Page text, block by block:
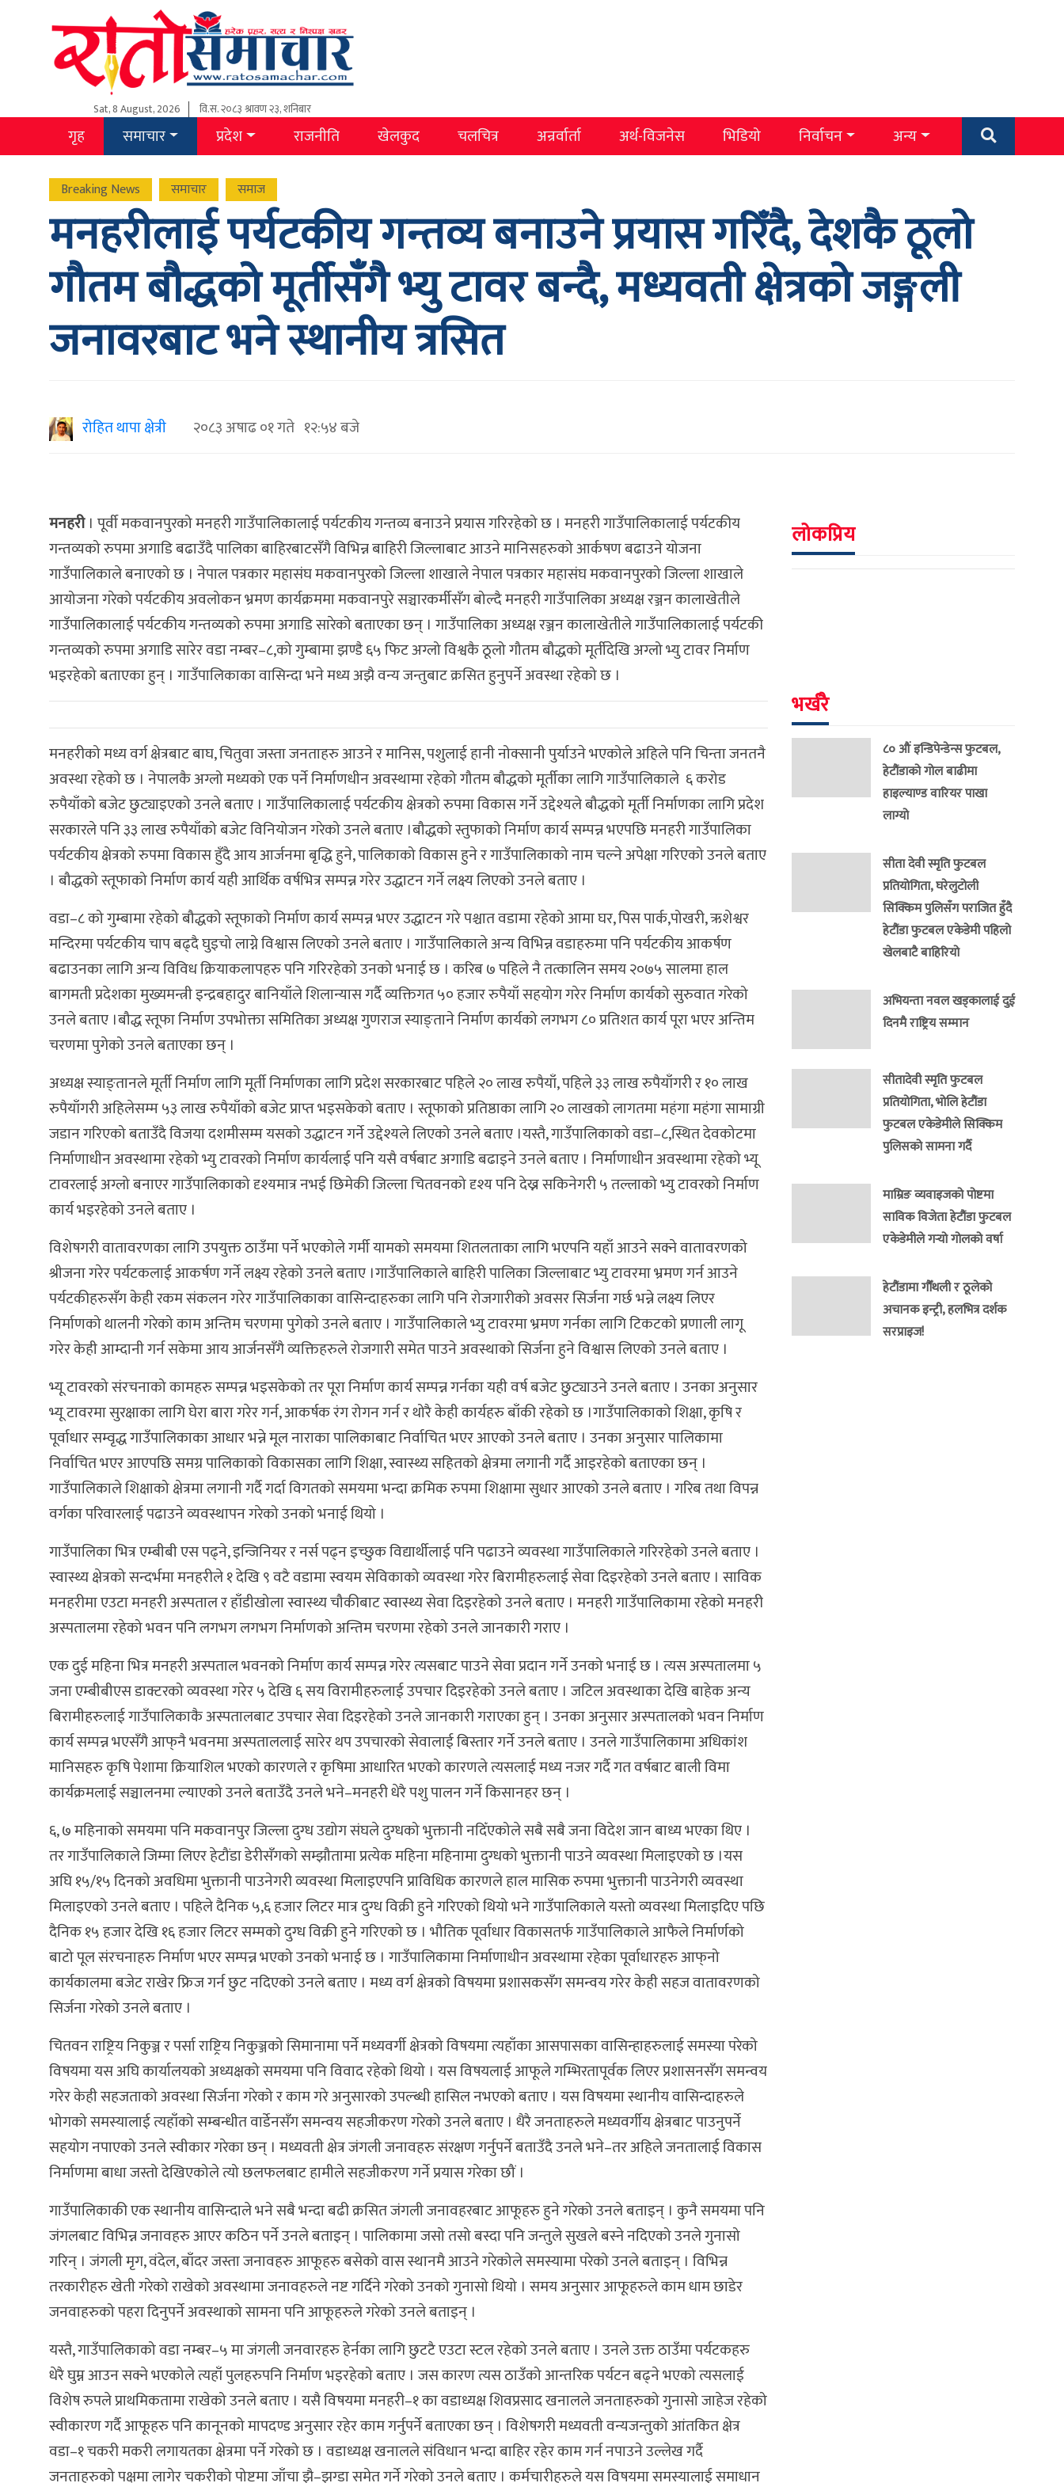
Sat, 8 August, 2026 वि.स.२०८३ श्रावण २३, शनिबार
गृह समाचार प्रदेश राजनीति खेलकुद चलचित्र अन्रर्वार्ता अर्थ-विजनेस भिडियो निर्वाचन अन्य
Breaking News समाचार समाज
मनहरीलाई पर्यटकीय गन्तव्य बनाउने प्रयास गरिँदै, देशकै ठूलो
गौतम बौद्धको मूर्तीसँगै भ्यु टावर बन्दै, मध्यवती क्षेत्रको जङ्गली
जनावरबाट भने स्थानीय त्रसित
रोहित थापा क्षेत्री २०८३ अषाढ ०१ गते १२:५४ बजे
मनहरी। पूर्वी मकवानपुरको मनहरी गाउँपालिकालाई पर्यटकीय गन्तव्य बनाउने प्रयास गरिरहेको छ । मनहरी गाउँपालिकालाई पर्यटकीय
गन्तव्यको रुपमा अगाडि बढाउँदै पालिका बाहिरबाटसँगै विभिन्न बाहिरी जिल्लाबाट आउने मानिसहरुको आर्कषण बढाउने योजना
गाउँपालिकाले बनाएको छ । नेपाल पत्रकार महासंघ मकवानपुरको जिल्ला शाखाले नेपाल पत्रकार महासंघ मकवानपुरको जिल्ला शाखाले
आयोजना गरेको पर्यटकीय अवलोकन भ्रमण कार्यक्रममा मकवानपुरे सञ्चारकर्मीसँग बोल्दै मनहरी गाउँपालिका अध्यक्ष रञ्जन कालाखेतीले
गाउँपालिकालाई पर्यटकीय गन्तव्यको रुपमा अगाडि सारेको बताएका छन् । गाउँपालिका अध्यक्ष रञ्जन कालाखेतीले गाउँपालिकालाई पर्यटकी
गन्तव्यको रुपमा अगाडि सारेर वडा नम्बर–८,को गुम्बामा झण्डै ६५ फिट अग्लो विश्वकै ठूलो गौतम बौद्धको मूर्तीदेखि अग्लो भ्यु टावर निर्माण
भइरहेको बताएका हुन् । गाउँपालिकाका वासिन्दा भने मध्य अझै वन्य जन्तुबाट क्रसित हुनुपर्ने अवस्था रहेको छ ।
मनहरीको मध्य वर्ग क्षेत्रबाट बाघ, चितुवा जस्ता जनताहरु आउने र मानिस, पशुलाई हानी नोक्सानी पुर्याउने भएकोले अहिले पनि चिन्ता जनतनै
अवस्था रहेको छ । नेपालकै अग्लो मध्यको एक पर्ने निर्माणधीन अवस्थामा रहेको गौतम बौद्धको मूर्तीका लागि गाउँपालिकाले ६ करोड
रुपैयाँको बजेट छुट्याइएको उनले बताए । गाउँपालिकालाई पर्यटकीय क्षेत्रको रुपमा विकास गर्ने उद्देश्यले बौद्धको मूर्ती निर्माणका लागि प्रदेश
सरकारले पनि ३३ लाख रुपैयाँको बजेट विनियोजन गरेको उनले बताए ।बौद्धको स्तुफाको निर्माण कार्य सम्पन्न भएपछि मनहरी गाउँपालिका
पर्यटकीय क्षेत्रको रुपमा विकास हुँदै आय आर्जनमा बृद्धि हुने, पालिकाको विकास हुने र गाउँपालिकाको नाम चल्ने अपेक्षा गरिएको उनले बताए
। बौद्धको स्तूफाको निर्माण कार्य यही आर्थिक वर्षभित्र सम्पन्न गरेर उद्धाटन गर्ने लक्ष्य लिएको उनले बताए ।
वडा–८ को गुम्बामा रहेको बौद्धको स्तूफाको निर्माण कार्य सम्पन्न भएर उद्धाटन गरे पश्चात वडामा रहेको आमा घर, पिस पार्क,पोखरी, ऋशेश्वर
मन्दिरमा पर्यटकीय चाप बढ्दै घुइचो लाग्ने विश्वास लिएको उनले बताए । गाउँपालिकाले अन्य विभिन्न वडाहरुमा पनि पर्यटकीय आकर्षण
बढाउनका लागि अन्य विविध क्रियाकलापहरु पनि गरिरहेको उनको भनाई छ । करिब ७ पहिले नै तत्कालिन समय २०७५ सालमा हाल
बागमती प्रदेशका मुख्यमन्त्री इन्द्रबहादुर बानियाँले शिलान्यास गर्दै व्यक्तिगत ५० हजार रुपैयाँ सहयोग गरेर निर्माण कार्यको सुरुवात गरेको
उनले बताए ।बौद्ध स्तूफा निर्माण उपभोक्ता समितिका अध्यक्ष गुणराज स्याङ्ताने निर्माण कार्यको लगभग ८० प्रतिशत कार्य पूरा भएर अन्तिम
चरणमा पुगेको उनले बताएका छन् ।
अध्यक्ष स्याङ्तानले मूर्ती निर्माण लागि मूर्ती निर्माणका लागि प्रदेश सरकारबाट पहिले २० लाख रुपैयाँ, पहिले ३३ लाख रुपैयाँगरी र १० लाख
रुपैयाँगरी अहिलेसम्म ५३ लाख रुपैयाँको बजेट प्राप्त भइसकेको बताए । स्तूफाको प्रतिष्ठाका लागि २० लाखको लागतमा महंगा महंगा सामाग्री
जडान गरिएको बताउँदै विजया दशमीसम्म यसको उद्धाटन गर्ने उद्देश्यले लिएको उनले बताए ।यस्तै, गाउँपालिकाको वडा–८,स्थित देवकोटमा
निर्माणाधीन अवस्थामा रहेको भ्यु टावरको निर्माण कार्यलाई पनि यसै वर्षबाट अगाडि बढाइने उनले बताए । निर्माणाधीन अवस्थामा रहेको भ्यू
टावरलाई अग्लो बनाएर गाउँपालिकाको दृश्यमात्र नभई छिमेकी जिल्ला चितवनको दृश्य पनि देख्न सकिनेगरी ५ तल्लाको भ्यु टावरको निर्माण
कार्य भइरहेको उनले बताए ।
विशेषगरी वातावरणका लागि उपयुक्त ठाउँमा पर्ने भएकोले गर्मी यामको समयमा शितलताका लागि भएपनि यहाँ आउने सक्ने वातावरणको
श्रीजना गरेर पर्यटकलाई आकर्षण गर्ने लक्ष्य रहेको उनले बताए ।गाउँपालिकाले बाहिरी पालिका जिल्लाबाट भ्यु टावरमा भ्रमण गर्न आउने
पर्यटकीहरुसँग केही रकम संकलन गरेर गाउँपालिकाका वासिन्दाहरुका लागि पनि रोजगारीको अवसर सिर्जना गर्छ भन्ने लक्ष्य लिएर
निर्माणको थालनी गरेको काम अन्तिम चरणमा पुगेको उनले बताए । गाउँपालिकाले भ्यु टावरमा भ्रमण गर्नका लागि टिकटको प्रणाली लागू
गरेर केही आम्दानी गर्न सकेमा आय आर्जनसँगै व्यक्तिहरुले रोजगारी समेत पाउने अवस्थाको सिर्जना हुने विश्वास लिएको उनले बताए ।
भ्यू टावरको संरचनाको कामहरु सम्पन्न भइसकेको तर पूरा निर्माण कार्य सम्पन्न गर्नका यही वर्ष बजेट छुट्याउने उनले बताए । उनका अनुसार
भ्यू टावरमा सुरक्षाका लागि घेरा बारा गरेर गर्न, आकर्षक रंग रोगन गर्न र थोरै केही कार्यहरु बाँकी रहेको छ ।गाउँपालिकाको शिक्षा, कृषि र
पूर्वाधार सम्वृद्ध गाउँपालिकाका आधार भन्ने मूल नाराका पालिकाबाट निर्वाचित भएर आएको उनले बताए । उनका अनुसार पालिकामा
निर्वाचित भएर आएपछि समग्र पालिकाको विकासका लागि शिक्षा, स्वास्थ्य सहितको क्षेत्रमा लगानी गर्दै आइरहेको बताएका छन् ।
गाउँपालिकाले शिक्षाको क्षेत्रमा लगानी गर्दै गर्दा विगतको समयमा भन्दा क्रमिक रुपमा शिक्षामा सुधार आएको उनले बताए । गरिब तथा विपन्न
वर्गका परिवारलाई पढाउने व्यवस्थापन गरेको उनको भनाई थियो ।
गाउँपालिका भित्र एम्बीबी एस पढ्ने, इन्जिनियर र नर्स पढ्न इच्छुक विद्यार्थीलाई पनि पढाउने व्यवस्था गाउँपालिकाले गरिरहेको उनले बताए ।
स्वास्थ्य क्षेत्रको सन्दर्भमा मनहरीले १ देखि ९ वटै वडामा स्वयम सेविकाको व्यवस्था गरेर बिरामीहरुलाई सेवा दिइरहेको उनले बताए । साविक
मनहरीमा एउटा मनहरी अस्पताल र हाँडीखोला स्वास्थ्य चौकीबाट स्वास्थ्य सेवा दिइरहेको उनले बताए । मनहरी गाउँपालिकामा रहेको मनहरी
अस्पतालमा रहेको भवन पनि लगभग लगभग निर्माणको अन्तिम चरणमा रहेको उनले जानकारी गराए ।
एक दुई महिना भित्र मनहरी अस्पताल भवनको निर्माण कार्य सम्पन्न गरेर त्यसबाट पाउने सेवा प्रदान गर्ने उनको भनाई छ । त्यस अस्पतालमा ५
जना एम्बीबीएस डाक्टरको व्यवस्था गरेर ५ देखि ६ सय विरामीहरुलाई उपचार दिइरहेको उनले बताए । जटिल अवस्थाका देखि बाहेक अन्य
बिरामीहरुलाई गाउँपालिकाकै अस्पतालबाट उपचार सेवा दिइरहेको उनले जानकारी गराएका हुन् । उनका अनुसार अस्पतालको भवन निर्माण
कार्य सम्पन्न भएसँगै आफ्‌नै भवनमा अस्पताललाई सारेर थप उपचारको सेवालाई बिस्तार गर्ने उनले बताए । उनले गाउँपालिकामा अधिकांश
मानिसहरु कृषि पेशामा क्रियाशिल भएको कारणले र कृषिमा आधारित भएको कारणले त्यसलाई मध्य नजर गर्दै गत वर्षबाट बाली विमा
कार्यक्रमलाई सञ्चालनमा ल्याएको उनले बताउँदै उनले भने–मनहरी धेरै पशु पालन गर्ने किसानहर छन् ।
६, ७ महिनाको समयमा पनि मकवानपुर जिल्ला दुग्ध उद्योग संघले दुग्धको भुक्तानी नदिँएकोले सबै सबै जना विदेश जान बाध्य भएका थिए ।
तर गाउँपालिकाले जिम्मा लिएर हेटौंडा डेरीसँगको सम्झौतामा प्रत्येक महिना महिनामा दुग्धको भुक्तानी पाउने व्यवस्था मिलाइएको छ ।यस
अघि १५/१५ दिनको अवधिमा भुक्तानी पाउनेगरी व्यवस्था मिलाइएपनि प्राविधिक कारणले हाल मासिक रुपमा भुक्तानी पाउनेगरी व्यवस्था
मिलाइएको उनले बताए । पहिले दैनिक ५,६ हजार लिटर मात्र दुग्ध विक्री हुने गरिएको थियो भने गाउँपालिकाले यस्तो व्यवस्था मिलाइदिए पछि
दैनिक १५ हजार देखि १६ हजार लिटर सम्मको दुग्ध विक्री हुने गरिएको छ । भौतिक पूर्वाधार विकासतर्फ गाउँपालिकाले आफैले निर्मार्णको
बाटो पूल संरचनाहरु निर्माण भएर सम्पन्न भएको उनको भनाई छ । गाउँपालिकामा निर्माणाधीन अवस्थामा रहेका पूर्वाधारहरु आफ्‌नो
कार्यकालमा बजेट राखेर फ्रिज गर्न छुट नदिएको उनले बताए । मध्य वर्ग क्षेत्रको विषयमा प्रशासकसँग समन्वय गरेर केही सहज वातावरणको
सिर्जना गरेको उनले बताए ।
चितवन राष्ट्रिय निकुञ्ज र पर्सा राष्ट्रिय निकुञ्जको सिमानामा पर्ने मध्यवर्गी क्षेत्रको विषयमा त्यहाँका आसपासका वासिन्हाहरुलाई समस्या परेको
विषयमा यस अघि कार्यालयको अध्यक्षको समयमा पनि विवाद रहेको थियो । यस विषयलाई आफूले गम्भिरतापूर्वक लिएर प्रशासनसँग समन्वय
गरेर केही सहजताको अवस्था सिर्जना गरेको र काम गरे अनुसारको उपल्ब्धी हासिल नभएको बताए । यस विषयमा स्थानीय वासिन्दाहरुले
भोगको समस्यालाई त्यहाँको सम्बन्धीत वार्डेनसँग समन्वय सहजीकरण गरेको उनले बताए । धैरै जनताहरुले मध्यवर्गीय क्षेत्रबाट पाउनुपर्ने
सहयोग नपाएको उनले स्वीकार गरेका छन् । मध्यवती क्षेत्र जंगली जनावहरु संरक्षण गर्नुपर्ने बताउँदै उनले भने–तर अहिले जनतालाई विकास
निर्माणमा बाधा जस्तो देखिएकोले त्यो छलफलबाट हामीले सहजीकरण गर्ने प्रयास गरेका छौं ।
गाउँपालिकाकी एक स्थानीय वासिन्दाले भने सबै भन्दा बढी क्रसित जंगली जनावहरबाट आफूहरु हुने गरेको उनले बताइन् । कुनै समयमा पनि
जंगलबाट विभिन्न जनावहरु आएर कठिन पर्ने उनले बताइन् । पालिकामा जसो तसो बस्दा पनि जन्तुले सुखले बस्ने नदिएको उनले गुनासो
गरिन् । जंगली मृग, वंदेल, बाँदर जस्ता जनावहरु आफूहरु बसेको वास स्थानमै आउने गरेकोले समस्यामा परेको उनले बताइन् । विभिन्न
तरकारीहरु खेती गरेको राखेको अवस्थामा जनावहरुले नष्ट गर्दिने गरेको उनको गुनासो थियो । समय अनुसार आफूहरुले काम धाम छाडेर
जनवाहरुको पहरा दिनुपर्ने अवस्थाको सामना पनि आफूहरुले गरेको उनले बताइन् ।
यस्तै, गाउँपालिकाको वडा नम्बर–५ मा जंगली जनवारहरु हेर्नका लागि छुटटै एउटा स्टल रहेको उनले बताए । उनले उक्त ठाउँमा पर्यटकहरु
धेरै घुम्न आउन सक्ने भएकोले त्यहाँ पुलहरुपनि निर्माण भइरहेको बताए । जस कारण त्यस ठाउँको आन्तरिक पर्यटन बढ्ने भएको त्यसलाई
विशेष रुपले प्राथमिकतामा राखेको उनले बताए । यसै विषयमा मनहरी–१ का वडाध्यक्ष शिवप्रसाद खनालले जनताहरुको गुनासो जाहेज रहेको
स्वीकारण गर्दै आफूहरु पनि कानूनको मापदण्ड अनुसार रहेर काम गर्नुपर्ने बताएका छन् । विशेषगरी मध्यवती वन्यजन्तुको आंतकित क्षेत्र
वडा–१ चकरी मकरी लगायतका क्षेत्रमा पर्ने गरेको छ । वडाध्यक्ष खनालले संविधान भन्दा बाहिर रहेर काम गर्न नपाउने उल्लेख गर्दै
जनताहरुको पक्षमा लागेर चकरीको पोष्टमा जाँचा झै–झग्डा समेत गर्ने गरेको उनले बताए । कर्मचारीहरुले यस विषयमा समस्यालाई समाधान
लोकप्रिय
भर्खरै
८० औं इन्डिपेन्डेन्स फुटबल,
हेटौंडाको गोल बाढीमा
हाइल्याण्ड वारियर पाखा
लाग्यो
सीता देवी स्मृति फुटबल
प्रतियोगिता, घरेलुटोली
सिक्किम पुलिसँग पराजित हुँदै
हेटौंडा फुटबल एकेडेमी पहिलो
खेलबाटै बाहिरियो
अभियन्ता नवल खड्कालाई दुई
दिनमै राष्ट्रिय सम्मान
सीतादेवी स्मृति फुटबल
प्रतियोगिता, भोलि हेटौंडा
फुटबल एकेडेमीले सिक्किम
पुलिसको सामना गर्दै
माम्रिङ व्यवाइजको पोष्टमा
साविक विजेता हेटौंडा फुटबल
एकेडेमीले गर्‍यो गोलको वर्षा
हेटौंडामा गौँथली र ठूलेको
अचानक इन्ट्री, हलभित्र दर्शक
सरप्राइज!